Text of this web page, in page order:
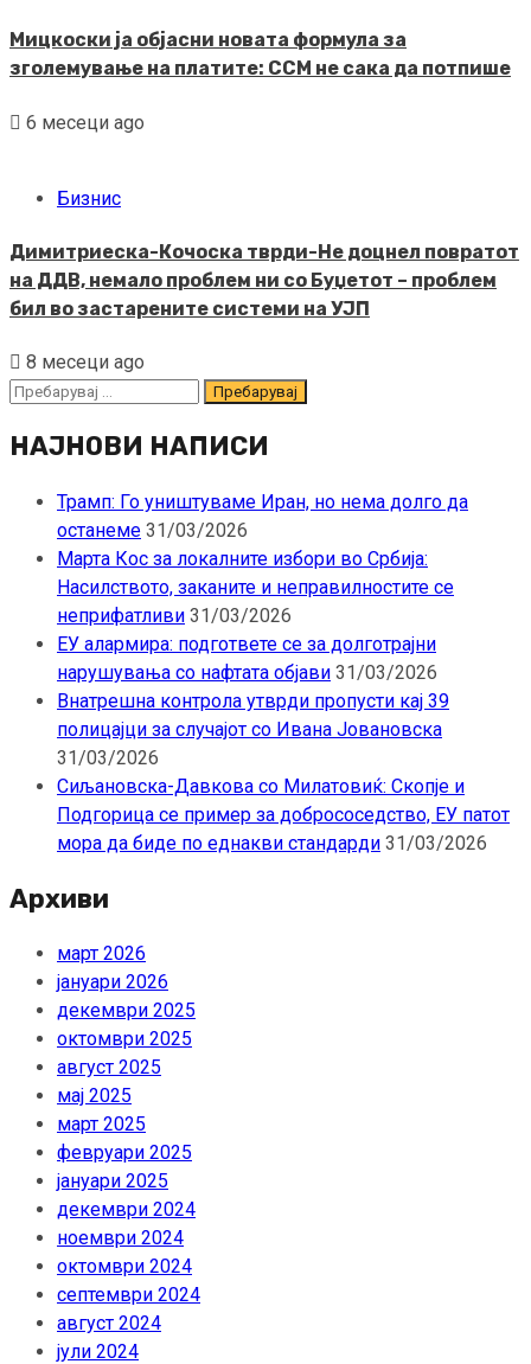
Мицкоски ја објасни новата формула за
зголемување на платите: ССМ не сака да потпише
6 месеци ago
Бизнис
Димитриеска-Кочоска тврди-Не доцнел повратот
на ДДВ, немало проблем ни со Буџетот – проблем
бил во застарените системи на УЈП
8 месеци ago
Пребарувај
НАЈНОВИ НАПИСИ
Трамп: Го уништуваме Иран, но нема долго да
останеме 31/03/2026
Марта Кос за локалните избори во Србија:
Насилството, заканите и неправилностите се
неприфатливи 31/03/2026
ЕУ алармира: подгответе се за долготрајни
нарушувања со нафтата објави 31/03/2026
Внатрешна контрола утврди пропусти кај 39
полицајци за случајот со Ивана Јовановска
31/03/2026
Сиљановска-Давкова со Милатовиќ: Скопје и
Подгорица се пример за добрососедство, ЕУ патот
мора да биде по еднакви стандарди 31/03/2026
Архиви
март 2026
јануари 2026
декември 2025
октомври 2025
август 2025
мај 2025
март 2025
февруари 2025
јануари 2025
декември 2024
ноември 2024
октомври 2024
септември 2024
август 2024
јули 2024